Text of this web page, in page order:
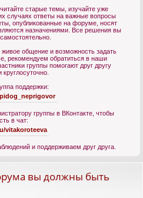
старые темы, изучайте уже
случаях ответы на важные вопросы
опубликованные на форуме, носят
назначениями. Все решения вы
общение и возможность задать
рекомендуем обратиться в наши
группы помогают друг другу
круглосуточно.
поддержки:
группы в ВКонтакте, чтобы
в чат:
vitakoroteeva
и поддерживаем друг друга.
вы должны быть